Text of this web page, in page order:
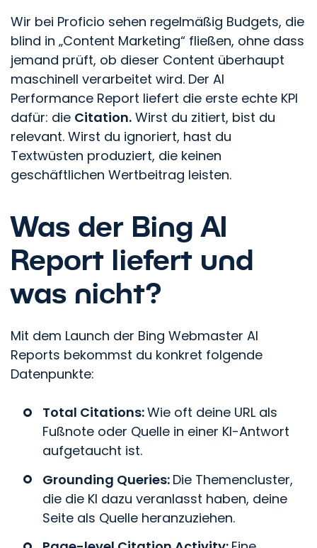
Wir bei Proficio sehen regelmäßig Budgets, die
blind in „Content Marketing“ fließen, ohne dass
jemand prüft, ob dieser Content überhaupt
maschinell verarbeitet wird. Der AI
Performance Report liefert die erste echte KPI
dafür: die Citation. Wirst du zitiert, bist du
relevant. Wirst du ignoriert, hast du
Textwüsten produziert, die keinen
geschäftlichen Wertbeitrag leisten.
Was der Bing AI
Report liefert und
was nicht?
Mit dem Launch der Bing Webmaster AI
Reports bekommst du konkret folgende
Datenpunkte:
Total Citations:Wie oft deine URL als
Fußnote oder Quelle in einer KI-Antwort
aufgetaucht ist.
Grounding Queries: Die Themencluster,
die die KI dazu veranlasst haben, deine
Seite als Quelle heranzuziehen.